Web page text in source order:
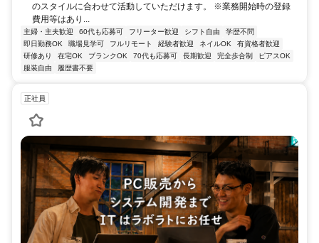
のスタイルに合わせて活動していただけます。 ※業務開始時の登録
費用等はあり...
主婦・主夫歓迎 60代も応募可 フリーター歓迎 シフト自由
学歴不問
即日勤務OK
職場見学可 フルリモート 経験者歓迎 ネイルOK
有資格者歓迎
研修あり
在宅OK ブランクOK 70代も応募可 長期歓迎 完全歩合制
ピアスOK
服装自由
履歴書不要
正社員